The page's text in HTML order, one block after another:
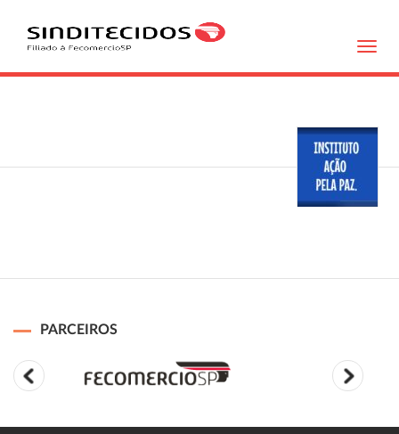
PARCEIROS